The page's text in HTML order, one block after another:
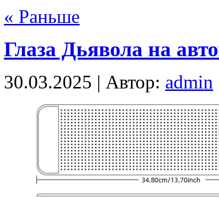
« Раньше
Глаза Дьявола на
30.03.2025 | Автор: admin